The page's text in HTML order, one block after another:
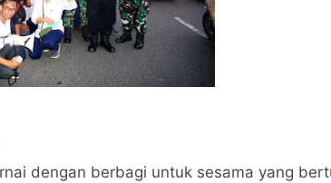
dengan berbagi untuk sesama yang